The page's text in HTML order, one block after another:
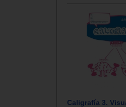
Caligrafía 3.